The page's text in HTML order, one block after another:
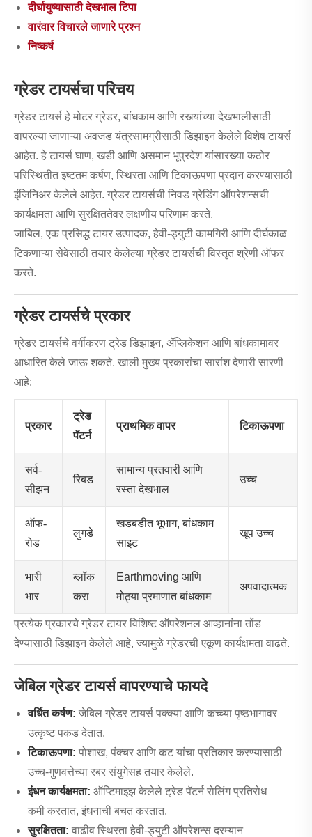
दीर्घायुष्यासाठी देखभाल टिपा
वारंवार विचारले जाणारे प्रश्न
निष्कर्ष
ग्रेडर टायर्सचा परिचय
ग्रेडर टायर्स हे मोटर ग्रेडर, बांधकाम आणि रस्त्यांच्या देखभालीसाठी
वापरल्या जाणाऱ्या अवजड यंत्रसामग्रीसाठी डिझाइन केलेले विशेष टायर्स
आहेत. हे टायर्स घाण, खडी आणि असमान भूप्रदेश यांसारख्या कठोर
परिस्थितीत इष्टतम कर्षण, स्थिरता आणि टिकाऊपणा प्रदान करण्यासाठी
इंजिनिअर केलेले आहेत. ग्रेडर टायर्सची निवड ग्रेडिंग ऑपरेशन्सची
कार्यक्षमता आणि सुरक्षिततेवर लक्षणीय परिणाम करते.
जाबिल, एक प्रसिद्ध टायर उत्पादक, हेवी-ड्युटी कामगिरी आणि दीर्घकाळ
टिकणाऱ्या सेवेसाठी तयार केलेल्या ग्रेडर टायर्सची विस्तृत श्रेणी ऑफर
करते.
ग्रेडर टायर्सचे प्रकार
ग्रेडर टायर्सचे वर्गीकरण ट्रेड डिझाइन, ॲप्लिकेशन आणि बांधकामावर
आधारित केले जाऊ शकते. खाली मुख्य प्रकारांचा सारांश देणारी सारणी
आहे:
प्रकार
ट्रेड
पॅटर्न
प्राथमिक वापर टिकाऊपणा
सर्व-
सीझन
रिबड
सामान्य प्रतवारी आणि
रस्ता देखभाल
उच्च
ऑफ-
रोड
लुगडे
खडबडीत भूभाग, बांधकाम
साइट
खूप उच्च
भारी
भार
ब्लॉक
करा
Earthmoving आणि
मोठ्या प्रमाणात बांधकाम
अपवादात्मक
प्रत्येक प्रकारचे ग्रेडर टायर विशिष्ट ऑपरेशनल आव्हानांना तोंड
देण्यासाठी डिझाइन केलेले आहे, ज्यामुळे ग्रेडरची एकूण कार्यक्षमता वाढते.
जेबिल ग्रेडर टायर्स वापरण्याचे फायदे
वर्धित कर्षण: जेबिल ग्रेडर टायर्स पक्क्या आणि कच्च्या पृष्ठभागावर
उत्कृष्ट पकड देतात.
टिकाऊपणा: पोशाख, पंक्चर आणि कट यांचा प्रतिकार करण्यासाठी
उच्च-गुणवत्तेच्या रबर संयुगेसह तयार केलेले.
इंधन कार्यक्षमता: ऑप्टिमाइझ केलेले ट्रेड पॅटर्न रोलिंग प्रतिरोध
कमी करतात, इंधनाची बचत करतात.
सुरक्षितता: वाढीव स्थिरता हेवी-ड्युटी ऑपरेशन्स दरम्यान